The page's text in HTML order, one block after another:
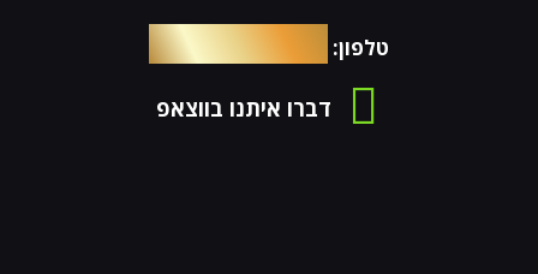
טלפון: 054-4653576
דברו איתנו בווצאפ